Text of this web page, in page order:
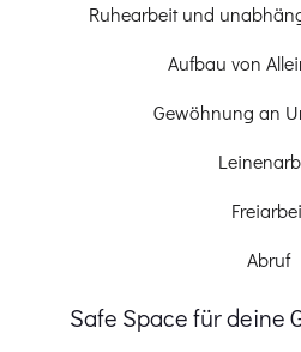
Ruhearbeit und
Aufbau von
Gewöhnung an
Abruf
Safe Space für deine